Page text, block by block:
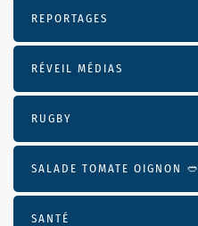
REPORTAGES
RÉVEIL MÉDIAS
RUGBY
SALADE TOMATE OIGNON 🥙
SANTÉ